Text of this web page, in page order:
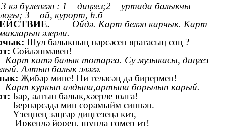
кә бүленгән : 1 – диңгез;2 – уртада балыкчы
3 – өй, курорт, һ.б
Өйдә. Карт белән карчык. Карт
әзерли.
Шул балыкның нәрсәсен яратасың соң ?
Сөйләшмәвен!
Карт китә балык тотарга. Су музыкасы, диңгез
Алтын балык эләгә.
Җибәр мине! Ни теләсәң дә бирермен!
Карт куркып алдына,артына борылып карый.
Бар, алтын балык,хәерле юлга!
Бернәрсәдә мин сорамыйм синнән.
зәңгәр диңгезеңә кит,
йөреп, шунда гомер ит!